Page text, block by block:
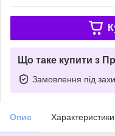
Що таке купити з
Замовлення під
Опис Характеристики